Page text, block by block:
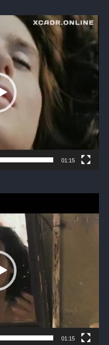
01:15
01:15